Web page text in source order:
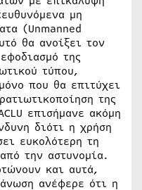
μη
(Unmanned
θα ανοίξει τον
της
τύπου,
που θα επιτύχει
της
επισήμανε ακόμη
διότι η χρήση
ευκολότερη τη
την αστυνομία.
και αυτά,
ανέφερε ότι η